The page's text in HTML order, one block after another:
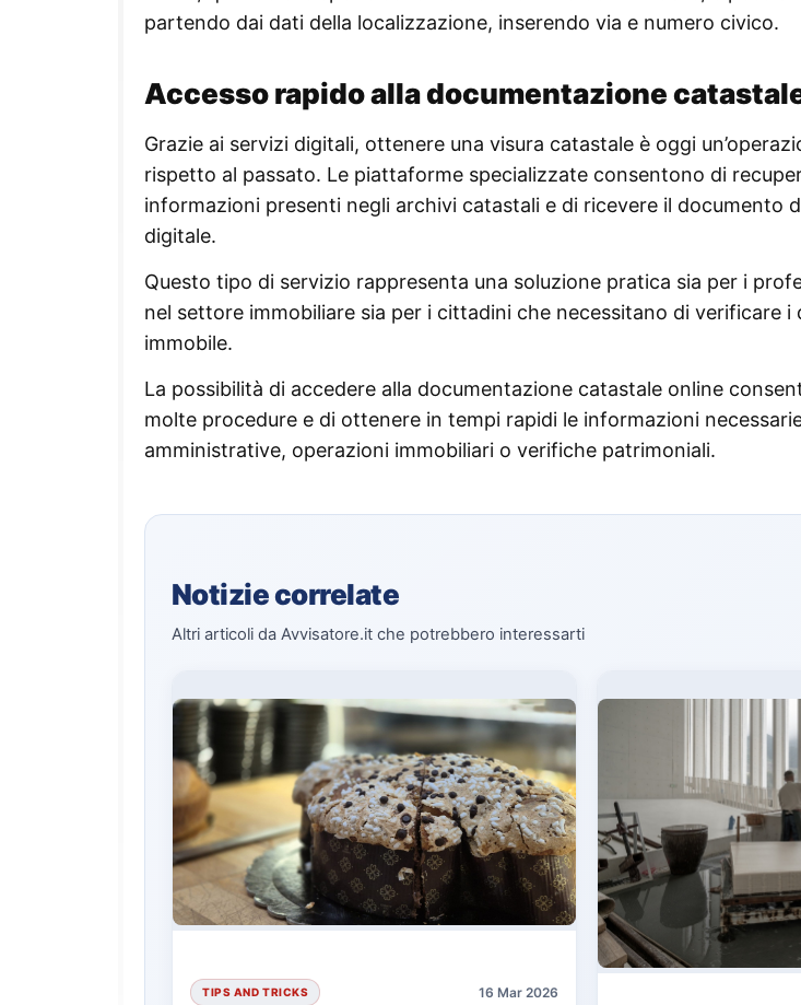
partendo dai dati della localizzazione, inserendo via e numero civico.
Accesso rapido alla documentazione
Grazie ai servizi digitali, ottenere una visura catastale è oggi
rispetto al passato. Le piattaforme specializzate consentono di
informazioni presenti negli archivi catastali e di ricevere il documento
digitale.
Questo tipo di servizio rappresenta una soluzione pratica sia per i
nel settore immobiliare sia per i cittadini che necessitano di verificare i
immobile.
La possibilità di accedere alla documentazione catastale online
molte procedure e di ottenere in tempi rapidi le informazioni
amministrative, operazioni immobiliari o verifiche patrimoniali.
Notizie correlate
Altri articoli da Avvisatore.it che potrebbero interessarti
TIPS AND TRICKS 16 Mar 2026